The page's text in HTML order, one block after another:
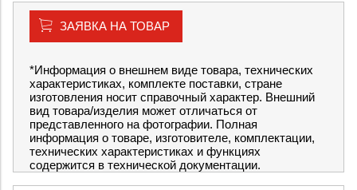
ЗАЯВКА НА ТОВАР
*Информация о внешнем виде товара, технических
характеристиках, комплекте поставки, стране
изготовления носит справочный характер. Внешний
вид товара/изделия может отличаться от
представленного на фотографии. Полная
информация о товаре, изготовителе, комплектации,
технических характеристиках и функциях
содержится в технической документации.